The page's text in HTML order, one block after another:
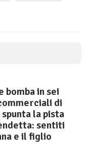
bomba in sei
di
la pista
sentiti
e il figlio